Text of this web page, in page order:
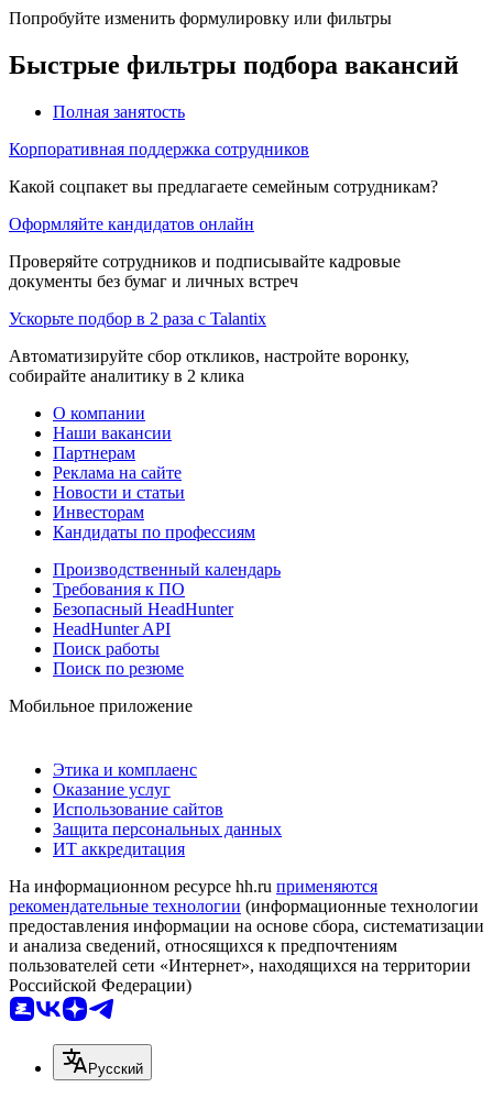
Попробуйте изменить формулировку или фильтры
Быстрые фильтры подбора вакансий
Полная занятость
Корпоративная поддержка сотрудников
Какой соцпакет вы предлагаете семейным сотрудникам?
Оформляйте кандидатов онлайн
Проверяйте сотрудников и подписывайте кадровые
документы без бумаг и личных встреч
Ускорьте подбор в 2 раза с Talantix
Автоматизируйте сбор откликов, настройте воронку,
собирайте аналитику в 2 клика
О компании
Наши вакансии
Партнерам
Реклама на сайте
Новости и статьи
Инвесторам
Кандидаты по профессиям
Производственный календарь
Требования к ПО
Безопасный HeadHunter
HeadHunter API
Поиск работы
Поиск по резюме
Мобильное приложение
Этика и комплаенс
Оказание услуг
Использование сайтов
Защита персональных данных
ИТ аккредитация
На информационном ресурсе hh.ru применяются
рекомендательные технологии (информационные технологии
предоставления информации на основе сбора, систематизации
и анализа сведений, относящихся к предпочтениям
пользователей сети «Интернет», находящихся на территории
Российской Федерации)
Русский